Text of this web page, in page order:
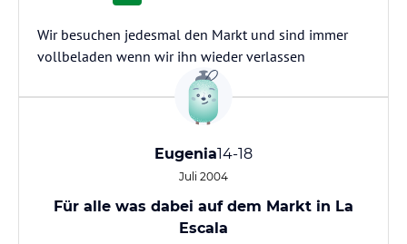
Wir besuchen jedesmal den Markt und sind immer
vollbeladen wenn wir ihn wieder verlassen
Eugenia14-18
Juli 2004
Für alle was dabei auf dem Markt in La
Escala